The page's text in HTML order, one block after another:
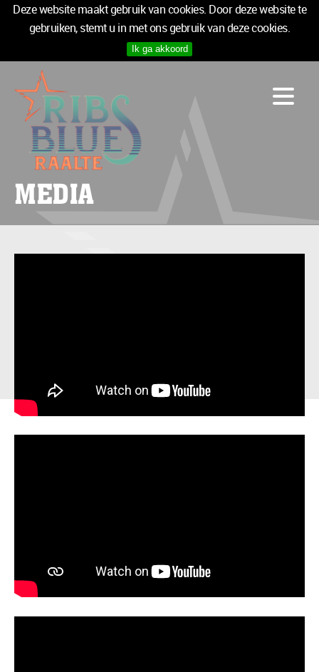
Deze website maakt gebruik van cookies. Door deze website te
gebruiken, stemt u in met ons gebruik van deze cookies.
Ik ga akkoord
PROGRAMMA
LOGIES
INFO
MEDIA
TICKETS
SPONSOREN
MEDIA